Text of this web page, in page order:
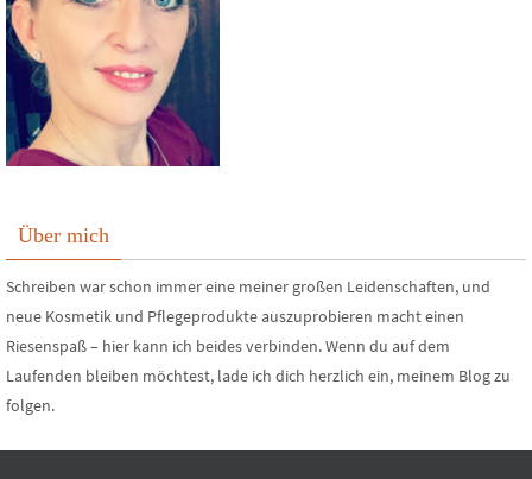
Über mich
Schreiben war schon immer eine meiner großen Leidenschaften, und
neue Kosmetik und Pflegeprodukte auszuprobieren macht einen
Riesenspaß – hier kann ich beides verbinden. Wenn du auf dem
Laufenden bleiben möchtest, lade ich dich herzlich ein, meinem Blog zu
folgen.